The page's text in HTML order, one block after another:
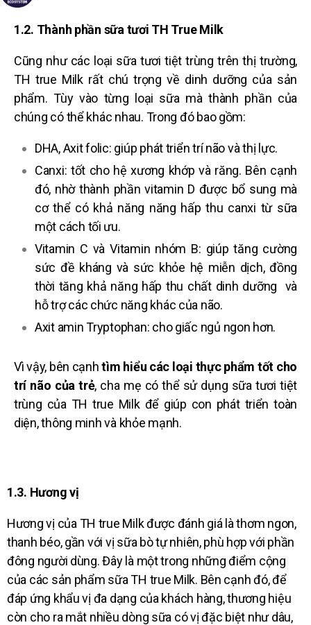
1.2. Thành phần sữa tươi TH True Milk
Cũng như các loại sữa tươi tiệt trùng trên thị trường,
TH true Milk rất chú trọng về dinh dưỡng của sản
phẩm. Tùy vào từng loại sữa mà thành phần của
chúng có thể khác nhau. Trong đó bao gồm:
DHA, Axit folic: giúp phát triển trí não và thị lực.
Canxi: tốt cho hệ xương khớp và răng. Bên cạnh
đó, nhờ thành phần vitamin D được bổ sung mà
cơ thể có khả năng năng hấp thu canxi từ sữa
một cách tối ưu.
Vitamin C và Vitamin nhóm B: giúp tăng cường
sức đề kháng và sức khỏe hệ miễn dịch, đồng
thời tăng khả năng hấp thu chất dinh dưỡng và
hỗ trợ các chức năng khác của não.
Axit amin Tryptophan: cho giấc ngủ ngon hơn.
Vì vậy, bên cạnhtìm hiểu các loại thực phẩm tốt cho
trí não của trẻ, cha mẹ có thể sử dụng sữa tươi tiệt
trùng của TH true Milk để giúp con phát triển toàn
diện, thông minh và khỏe mạnh.
1.3. Hương vị
Hương vị của TH true Milkđược đánh giá là thơm ngon,
thanh béo, gần với vị sữa bò tự nhiên, phù hợp với phần
đông người dùng. Đây là một trong những điểm cộng
của các sản phẩm sữa TH true Milk. Bên cạnh đó, để
đáp ứng khẩu vị đa dạng của khách hàng, thương hiệu
còn cho ra mắt nhiều dòng sữa có vị đặc biệt như dâu,